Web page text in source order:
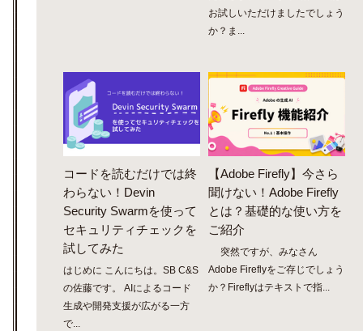
お試しいただけましたでしょう
か？ま...
コードを読むだけでは終
わらない！Devin
Security Swarmを使って
セキュリティチェックを
試してみた
はじめに こんにちは。SB C&S
の佐藤です。 AIによるコード
生成や開発支援が広がる一方
で...
【Adobe Firefly】今さら
聞けない！Adobe Firefly
とは？基礎的な使い方を
ご紹介
突然ですが、みなさん
Adobe Fireflyをご存じでしょう
か？Fireflyはテキストで指...